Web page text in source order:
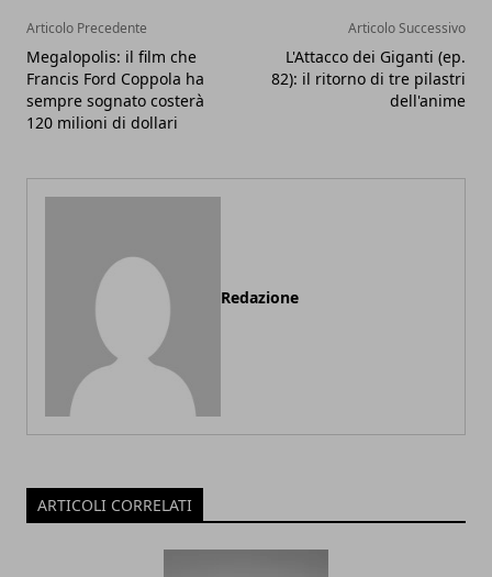
Articolo Precedente
Megalopolis: il film che
Francis Ford Coppola ha
sempre sognato costerà
120 milioni di dollari
Articolo Successivo
L'Attacco dei Giganti (ep.
82): il ritorno di tre pilastri
dell'anime
Redazione
ARTICOLI CORRELATI